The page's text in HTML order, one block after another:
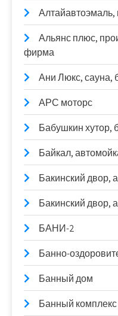
Алтайавтоэмаль,
Альянс плюс,
фирма
Ани Люкс, сауна,
АРС моторс
Бабушкин хутор,
Байкал,
Бакинский двор,
Бакинский двор,
БАНИ-2
Банно-
Банный дом
Банный комплекс